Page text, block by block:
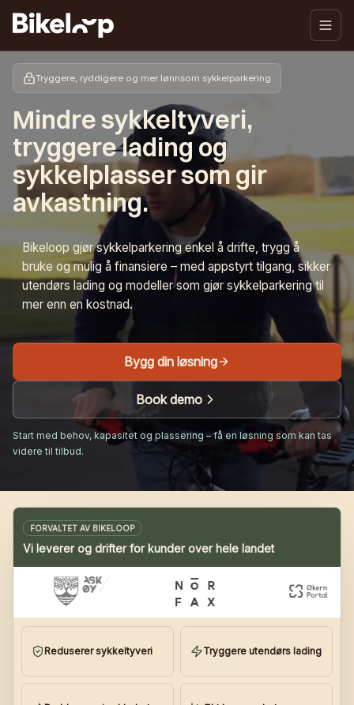
Tryggere, ryddigere og mer lønnsom sykkelparkering
Mindre sykkeltyveri,
tryggere lading og
sykkelplasser som gir
avkastning.
Bikeloop gjør sykkelparkering enkel å drifte, trygg å
bruke og mulig å finansiere – med appstyrt tilgang, sikker
utendørs lading og modeller som gjør sykkelparkering til
mer enn en kostnad.
Bygg din løsning
Book demo
Start med behov, kapasitet og plassering – få en løsning som kan tas
videre til tilbud.
FORVALTET AV BIKELOOP
Vi leverer og drifter for kunder over hele landet
Reduserer sykkeltyveri Tryggere utendørs lading